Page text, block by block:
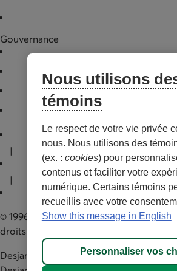
Gouvernance
Conseil d'administration
Assemblée générale annuelle
Pratiques de gouvernance
Gestionnaire
Lien externe au site. S’ouvre dans un
Conditions d'utilisations et notes
|
Confidentialité
|
Personnaliser les témoins
© 1996-2026 Capital régional et
droits réservés.
Desjardins
, Capital régional et
MC
Nous utilisons
témoins
Le respect de votre vie privée
nous. Nous utilisons des
(ex. : cookies) pour
contenus et faciliter votre
numérique. Certains témoins
recueillis avec votre
Show this message in English
Personnaliser vos